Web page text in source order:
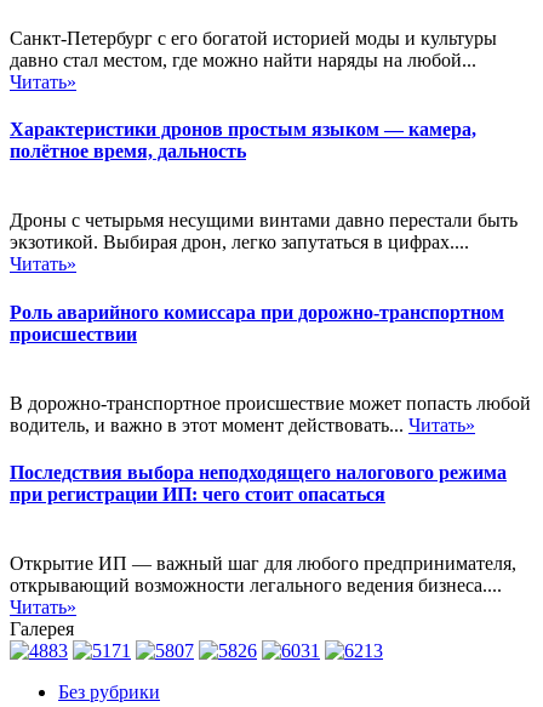
Санкт-Петербург с его богатой историей моды и культуры
давно стал местом, где можно найти наряды на любой...
Читать»
Характеристики дронов простым языком — камера,
полётное время, дальность
Дроны с четырьмя несущими винтами давно перестали быть
экзотикой. Выбирая дрон, легко запутаться в цифрах....
Читать»
Роль аварийного комиссара при дорожно-транспортном
происшествии
В дорожно-транспортное происшествие может попасть любой
водитель, и важно в этот момент действовать... Читать»
Последствия выбора неподходящего налогового режима
при регистрации ИП: чего стоит опасаться
Открытие ИП — важный шаг для любого предпринимателя,
открывающий возможности легального ведения бизнеса....
Читать»
Галерея
Без рубрики